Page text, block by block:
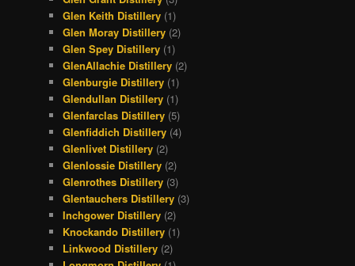
Glen Keith Distillery (1)
Glen Moray Distillery (2)
Glen Spey Distillery (1)
GlenAllachie Distillery (2)
Glenburgie Distillery (1)
Glendullan Distillery (1)
Glenfarclas Distillery (5)
Glenfiddich Distillery (4)
Glenlivet Distillery (2)
Glenlossie Distillery (2)
Glenrothes Distillery (3)
Glentauchers Distillery (3)
Inchgower Distillery (2)
Knockando Distillery (1)
Linkwood Distillery (2)